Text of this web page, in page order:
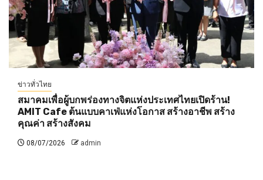
ข่าวทั่วไทย
สมาคมเพื่อผู้บกพร่องทางจิตแห่งประเทศไทยเปิดร้าน!
AMIT Cafe ต้นแบบคาเฟ่แห่งโอกาส สร้างอาชีพ สร้าง
คุณค่า สร้างสังคม
08/07/2026 admin